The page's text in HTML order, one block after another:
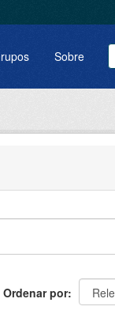
Sobre
Ordenar por